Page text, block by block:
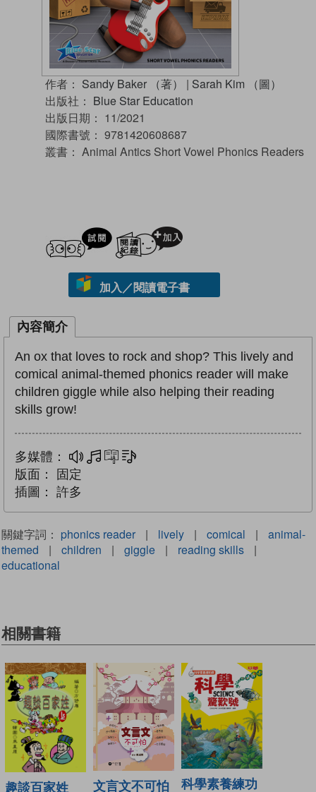
作者： Sandy Baker （著） | Sarah Kim （圖）
出版社： Blue Star Education
出版日期： 11/2021
國際書號： 9781420608687
叢書： Animal Antics Short Vowel Phonics Readers
試閲
加入／閱讀電子書
內容簡介
An ox that loves to rock and shop? This lively and
comical animal-themed phonics reader will make
children giggle while also helping their reading
skills grow!
多媒體： 多媒體互動練習
版面：
固定
插圖：
許多
關鍵字詞： phonics reader | lively | comical |
animal-
themed
| children | giggle | reading skills
|
educational
相關書籍
趣談百家姓 文言文不可怕 科學素養練功